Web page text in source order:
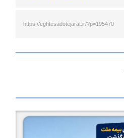
https://eghtesadotejarat.ir/?p=195470